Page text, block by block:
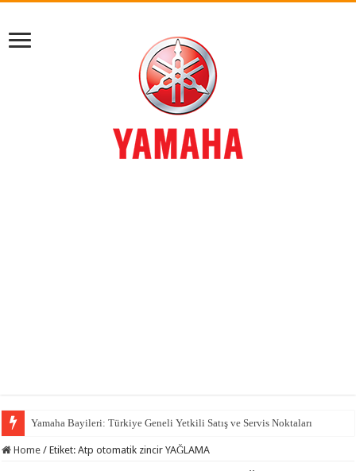
Yamaha Bayileri: Türkiye Geneli Yetkili Satış ve Servis Noktaları
Home / Etiket:Atp otomatik zincir YAĞLAMA